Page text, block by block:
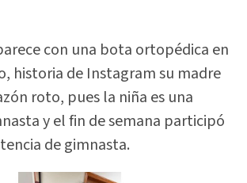
con una bota ortopédica en
historia de Instagram su madre
roto, pues la niña es una
y el fin de semana participó
de gimnasta.